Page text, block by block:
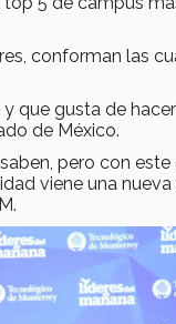
conforman las
que gusta de
de México.
pero con
viene una